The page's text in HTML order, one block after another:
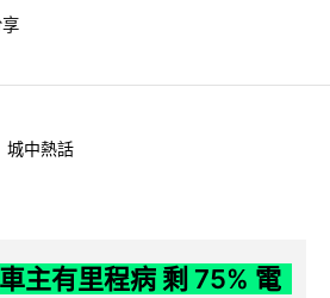
城中熱話
主有里程病 剩 75% 電